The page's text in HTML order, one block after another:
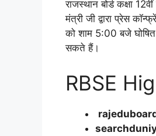
राजस्थान बोर्ड कक्षा
मंत्री जी द्वारा प्रेस
को शाम 5:00 बजे घोषित
सकते हैं।
RBSE